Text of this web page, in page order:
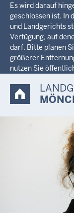
Es wird darauf
geschlossen ist. In
und Landgerichts
Verfügung, auf
darf. Bitte planen
größerer
nutzen Sie